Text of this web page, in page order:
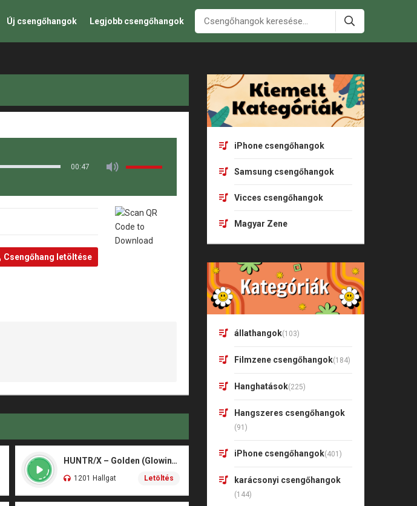
Új csengőhangok Legjobb csengőhangok
00:47
Csengőhang letöltése
HUNTR/X – Golden (Glowin’ Version)
1201 Hallgat Letöltés
iPhone csengőhangok
Samsung csengőhangok
Vicces csengőhangok
Magyar Zene
állathangok(103)
Filmzene csengőhangok(184)
Hanghatások(225)
Hangszeres csengőhangok
(91)
iPhone csengőhangok(401)
karácsonyi csengőhangok
(144)